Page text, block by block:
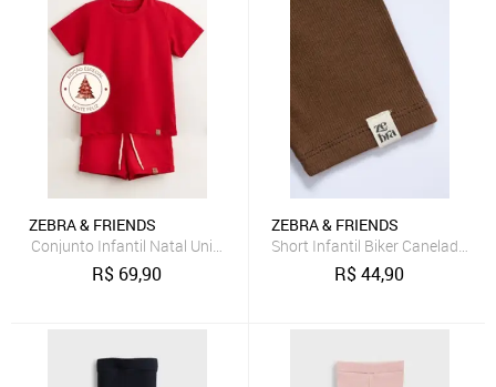
ZEBRA & FRIENDS
Conjunto Infantil Natal Unissex Com Camiseta e Short Vermelho
R$ 69,90
ZEBRA & FRIENDS
Short Infantil Biker Canelado
R$44,90